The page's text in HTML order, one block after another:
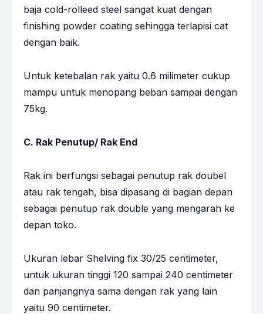
baja cold-rolleed steel sangat kuat dengan
finishing powder coating sehingga terlapisi cat
dengan baik.
Untuk ketebalan rak yaitu 0.6 milimeter cukup
mampu untuk menopang beban sampai dengan
75kg.
C. Rak Penutup/ Rak End
Rak ini berfungsi sebagai penutup rak doubel
atau rak tengah, bisa dipasang di bagian depan
sebagai penutup rak double yang mengarah ke
depan toko.
Ukuran lebar Shelving fix 30/25 centimeter,
untuk ukuran tinggi 120 sampai 240 centimeter
dan panjangnya sama dengan rak yang lain
yaitu 90 centimeter.